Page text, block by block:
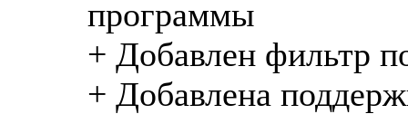
программы
+ Добавлен фильтр
+ Добавлена